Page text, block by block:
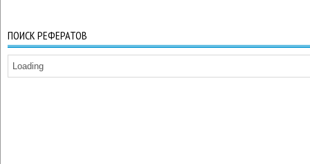
ПОИСК РЕФЕРАТОВ
Loading